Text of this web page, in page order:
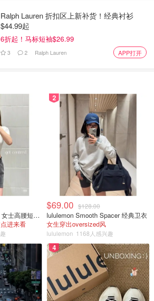
Ralph Lauren 折扣区上新补货！经典衬衫
$44.99起
6折起！马标短袖$26.99
3 2 Ralph Lauren APP打开
lululemon Softstreme 女士高腰短裤 10cm
进来看
2
$69.00 $128.00
lululemon Smooth Spacer 经典卫衣
女生穿出oversized风
lululemon 1168人感兴趣
4